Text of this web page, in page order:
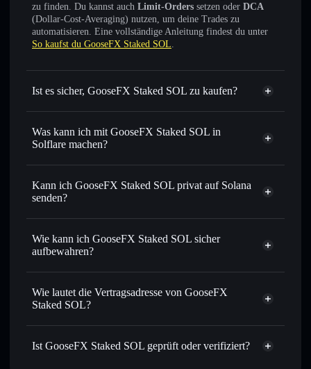
zu finden. Du kannst auch Limit-Orders setzen oder DCA
(Dollar-Cost-Averaging) nutzen, um deine Trades zu
automatisieren. Eine vollständige Anleitung findest du unter
So kaufst du GooseFX Staked SOL.
Ist es sicher, GooseFX Staked SOL zu kaufen?
GooseFX Staked SOL verifizierter Token
Was kann ich mit GooseFX Staked SOL in
Solflare machen?
GooseFX Staked SOL
Solflare-Wallet
Sofort tauschen– handle GOSOL gegen SOL, USDC oder
Tausende anderer Solana-Tokens mit intelligentem Order
Zielkurs für GOSOL
Durchschnittskosteneffekt nutzen
per Durchschnittskosteneffekt in GOSOL einsteigen
Privat senden– übertrage GOSOL, ohne Wallets
öffentlich zu verknüpfen, mithilfe des in Solflare
Marktkapitalisierung und Liquidität von GOSOL
Kann ich GooseFX Staked SOL privat auf Solana
senden?
Solflare-Wallet
Privacy
SOL
Wie kann ich GooseFX Staked SOL sicher
aufbewahren?
GooseFX Staked SOL
Privacy
Wie lautet die Vertragsadresse von GooseFX
Staked SOL?
GooseFX Staked
goSoLpeDU49kWPCt6pL4QQSPqns3c787uPTKpxH6LXW
Ist GooseFX Staked SOL geprüft oder verifiziert?